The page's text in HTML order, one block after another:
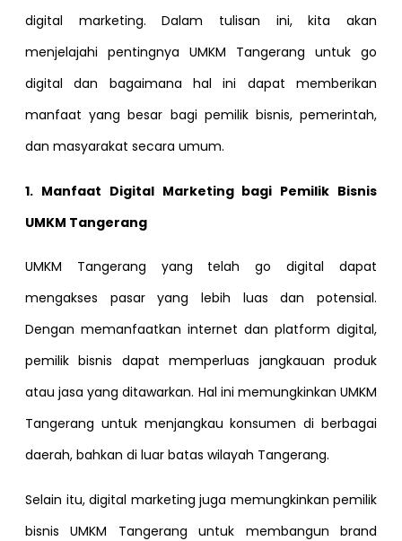
digital marketing. Dalam tulisan ini, kita akan
menjelajahi pentingnya UMKM Tangerang untuk go
digital dan bagaimana hal ini dapat memberikan
manfaat yang besar bagi pemilik bisnis, pemerintah,
dan masyarakat secara umum.
1. Manfaat Digital Marketing bagi Pemilik Bisnis
UMKM Tangerang
UMKM Tangerang yang telah go digital dapat
mengakses pasar yang lebih luas dan potensial.
Dengan memanfaatkan internet dan platform digital,
pemilik bisnis dapat memperluas jangkauan produk
atau jasa yang ditawarkan. Hal ini memungkinkan UMKM
Tangerang untuk menjangkau konsumen di berbagai
daerah, bahkan di luar batas wilayah Tangerang.
Selain itu, digital marketing juga memungkinkan pemilik
bisnis UMKM Tangerang untuk membangun brand